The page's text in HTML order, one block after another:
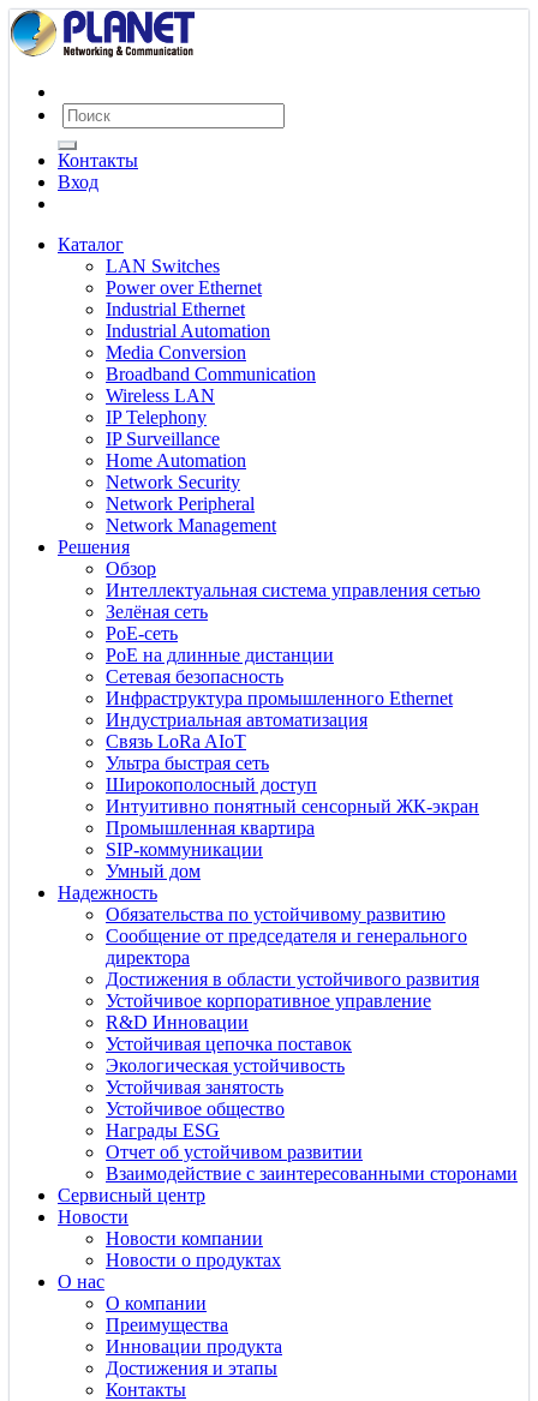
Контакты
Вход
Каталог
LAN Switches
Power over Ethernet
Industrial Ethernet
Industrial Automation
Media Conversion
Broadband Communication
Wireless LAN
IP Telephony
IP Surveillance
Home Automation
Network Security
Network Peripheral
Network Management
Решения
Обзор
Интеллектуальная система управления сетью
Зелёная сеть
PoE-сеть
PoE на длинные дистанции
Сетевая безопасность
Инфраструктура промышленного Ethernet
Индустриальная автоматизация
Связь LoRa AIoT
Ультра быстрая сеть
Широкополосный доступ
Интуитивно понятный сенсорный ЖК-экран
Промышленная квартира
SIP-коммуникации
Умный дом
Надежность
Обязательства по устойчивому развитию
Сообщение от председателя и генерального
директора
Достижения в области устойчивого развития
Устойчивое корпоративное управление
R&D Инновации
Устойчивая цепочка поставок
Экологическая устойчивость
Устойчивая занятость
Устойчивое общество
Награды ESG
Отчет об устойчивом развитии
Взаимодействие с заинтересованными сторонами
Сервисный центр
Новости
Новости компании
Новости о продуктах
О нас
О компании
Преимущества
Инновации продукта
Достижения и этапы
Контакты